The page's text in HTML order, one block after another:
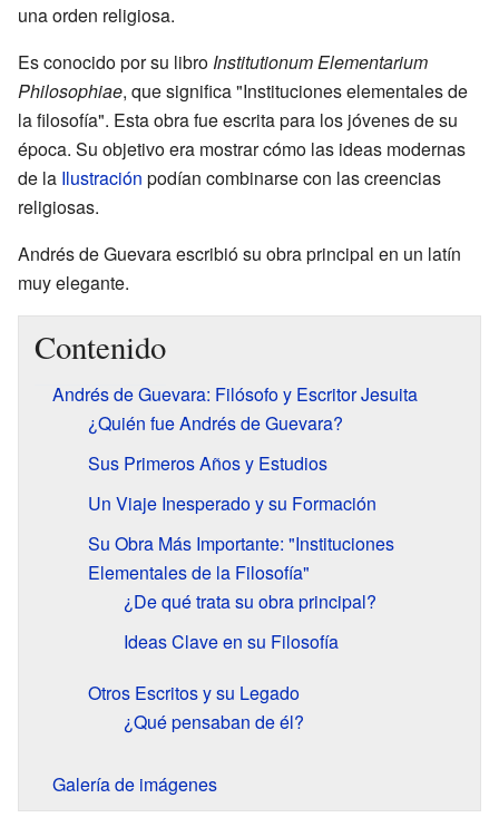
una orden religiosa.
Es conocido por su libro Institutionum Elementarium
Philosophiae, que significa "Instituciones elementales de
la filosofía". Esta obra fue escrita para los jóvenes de su
época. Su objetivo era mostrar cómo las ideas modernas
de la Ilustración podían combinarse con las creencias
religiosas.
Andrés de Guevara escribió su obra principal en un latín
muy elegante.
Contenido
Andrés de Guevara: Filósofo y Escritor Jesuita
¿Quién fue Andrés de Guevara?
Sus Primeros Años y Estudios
Un Viaje Inesperado y su Formación
Su Obra Más Importante: "Instituciones
Elementales de la Filosofía"
¿De qué trata su obra principal?
Ideas Clave en su Filosofía
Otros Escritos y su Legado
¿Qué pensaban de él?
Galería de imágenes